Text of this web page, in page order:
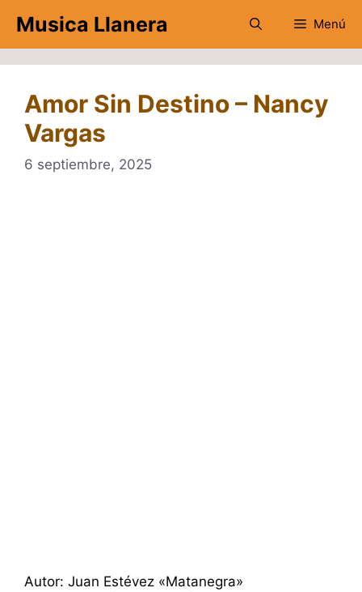
contenido
Musica Llanera Menú
Amor Sin Destino – Nancy
Vargas
6 septiembre, 2025
Autor: Juan Estévez «Matanegra»